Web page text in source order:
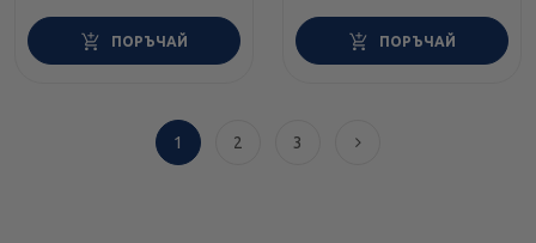
ПОРЪЧАЙ ПОРЪЧАЙ
1 2 3